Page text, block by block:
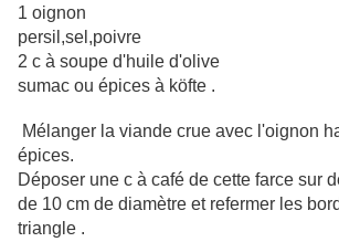
1 oignon
persil,sel,poivre
2 c à soupe d'huile d'olive
sumac ou épices à köfte .
Mélanger la viande crue avec l'oignon
épices.
Déposer une c à café de cette farce sur
de 10 cm de diamètre et refermer les
triangle .